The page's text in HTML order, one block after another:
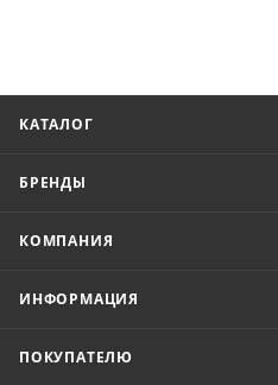
КАТАЛОГ
БРЕНДЫ
КОМПАНИЯ
ИНФОРМАЦИЯ
ПОКУПАТЕЛЮ